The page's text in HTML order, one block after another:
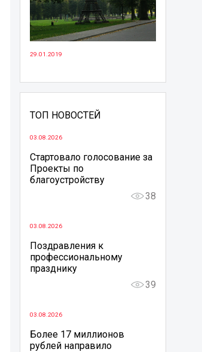
29.01.2019
ТОП НОВОСТЕЙ
03.08.2026
Стартовало голосование за
Проекты по
благоустройству
38
03.08.2026
Поздравления к
профессиональному
празднику
39
03.08.2026
Более 17 миллионов
рублей направило